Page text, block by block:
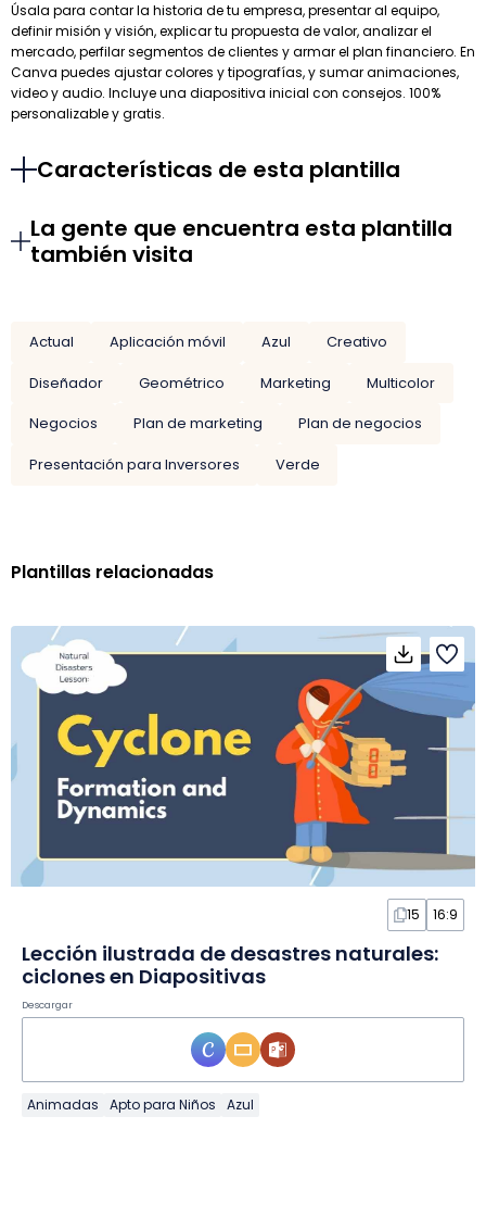
Úsala para contar la historia de tu empresa, presentar al equipo,
definir misión y visión, explicar tu propuesta de valor, analizar el
mercado, perfilar segmentos de clientes y armar el plan financiero. En
Canva puedes ajustar colores y tipografías, y sumar animaciones,
video y audio. Incluye una diapositiva inicial con consejos. 100%
personalizable y gratis.
Características de esta plantilla
La gente que encuentra esta plantilla
también visita
Actual Aplicación móvil Azul
Creativo
Diseñador
Geométrico Marketing
Multicolor
Negocios
Plan de marketing
Plan de negocios
Presentación para Inversores
Verde
Plantillas relacionadas
15 16:9
Lección ilustrada de desastres naturales:
ciclones en Diapositivas
Descargar
Animadas Apto para Niños Azul